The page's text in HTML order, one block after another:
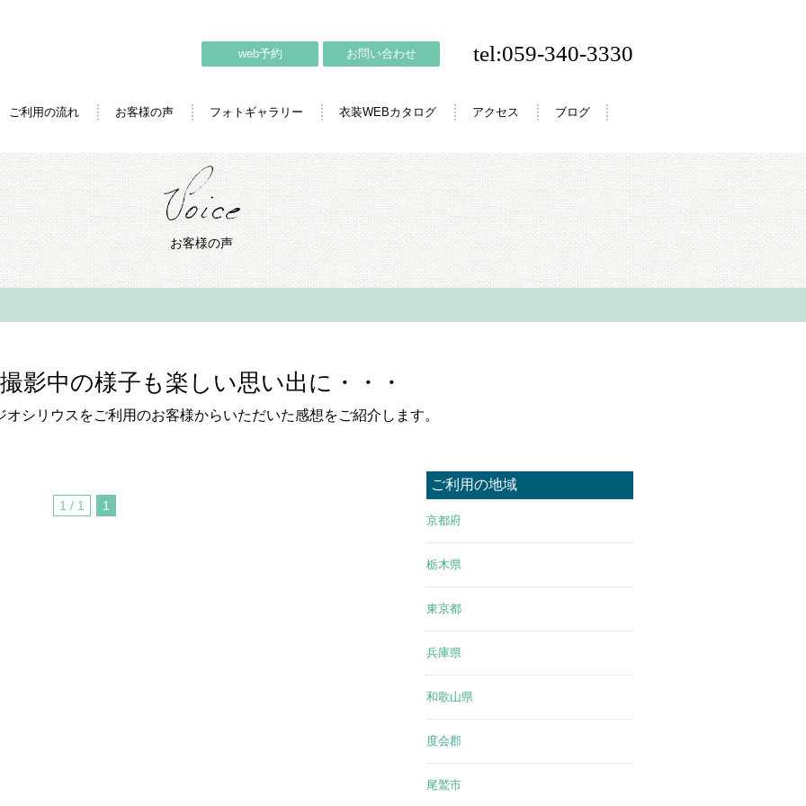
ご利用の流れ お客様の声 フォトギャラリー 衣装WEBカタログ アクセス ブログ
web予約 お問い合わせ tel:059-340-3330
お客様の声
撮影中の様子も楽しい思い出に・・・
オシリウスをご利用のお客様からいただいた感想をご紹介します。
1 / 1 1
ご利用の地域
京都府
栃木県
東京都
兵庫県
和歌山県
度会郡
尾鷲市